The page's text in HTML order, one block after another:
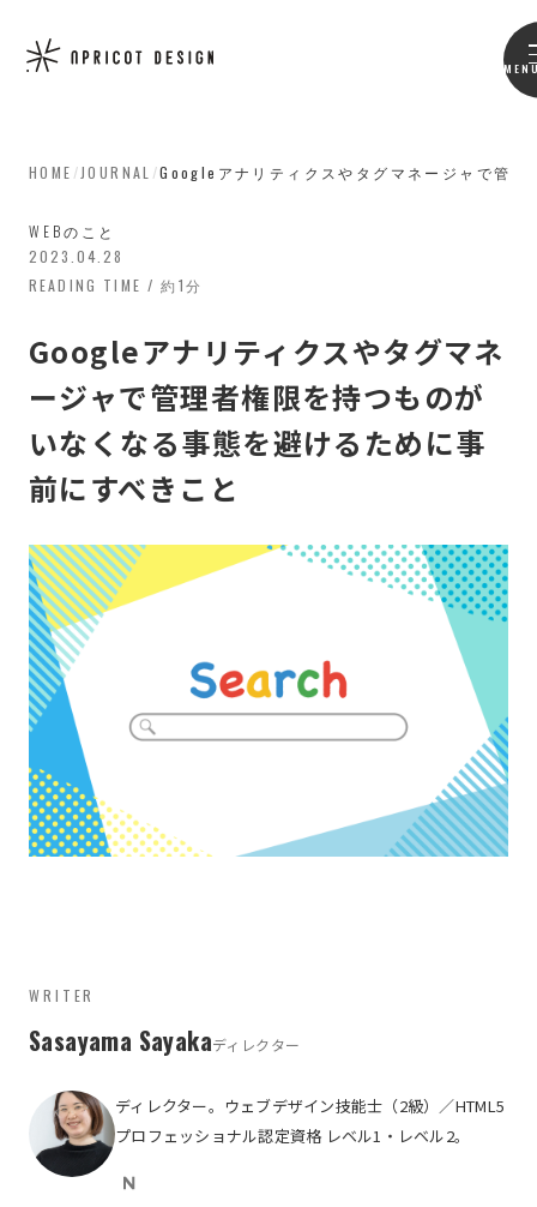
HOME /JOURNAL /Googleアナリティクスやタグマネージャで管
WEBのこと
2023.04.28
READING TIME / 約1分
Googleアナリティクスやタグマネ
ージャで管理者権限を持つものが
いなくなる事態を避けるために事
前にすべきこと
WRITER
Sasayama Sayakaディレクター
ディレクター。ウェブデザイン技能士（2級）／HTML5
プロフェッショナル認定資格 レベル1・レベル2。